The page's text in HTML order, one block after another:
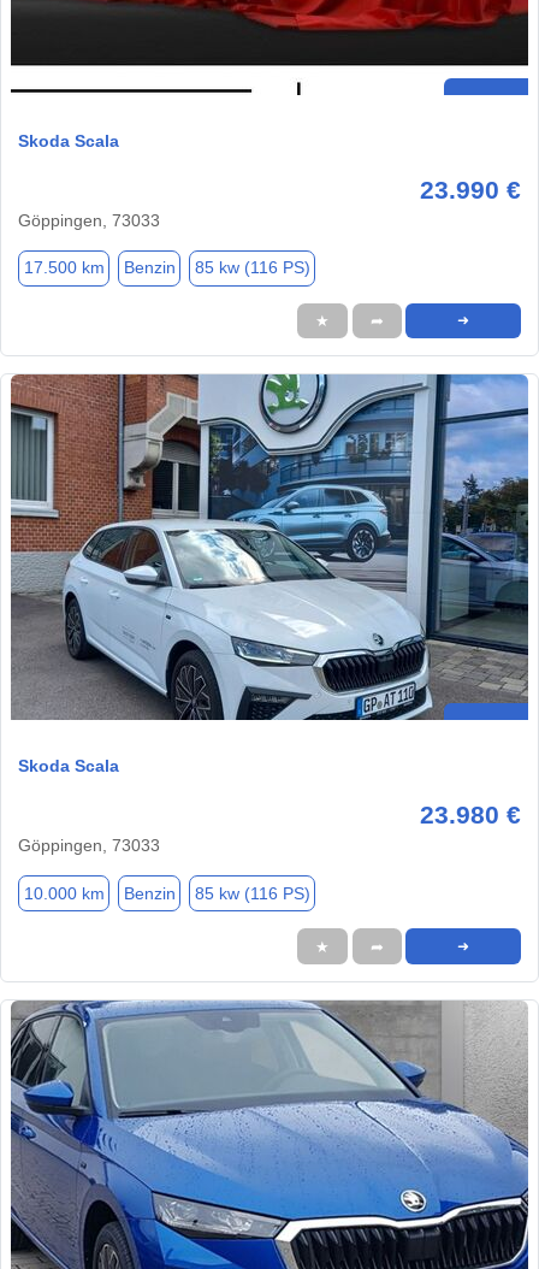
Skoda Scala
23.990 €
Göppingen, 73033
17.500 km Benzin 85 kw (116 PS)
★ ➦ ➜
Skoda Scala
23.980 €
Göppingen, 73033
10.000 km Benzin 85 kw (116 PS)
★ ➦ ➜